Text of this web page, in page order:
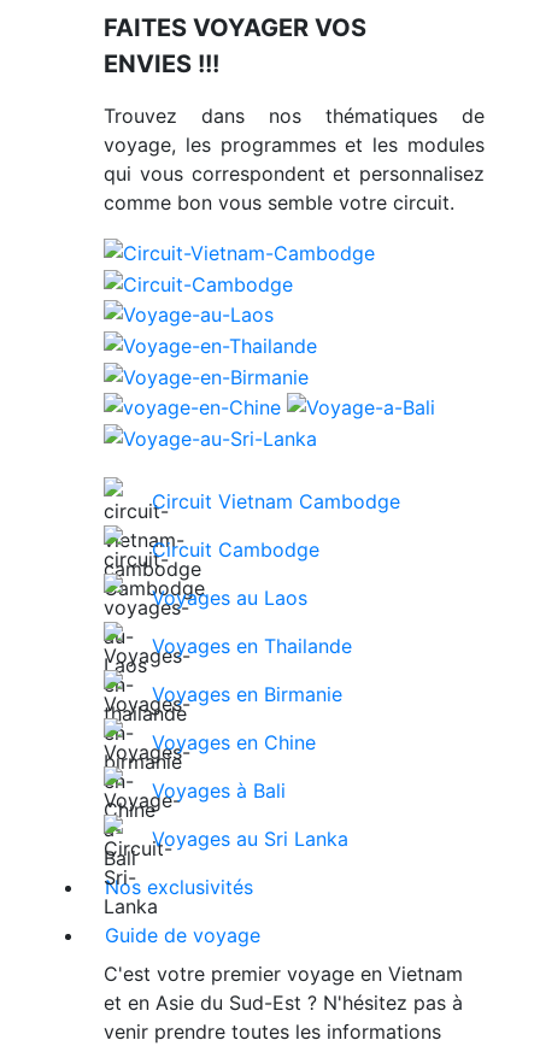
FAITES VOYAGER VOS
ENVIES !!!
Trouvez dans nos thématiques de
voyage, les programmes et les modules
qui vous correspondent et personnalisez
comme bon vous semble votre circuit.
Circuit Vietnam Cambodge
Circuit Cambodge
Voyages au Laos
Voyages en Thailande
Voyages en Birmanie
Voyages en Chine
Voyages à Bali
Voyages au Sri Lanka
Nos exclusivités
Guide de voyage
C'est votre premier voyage en Vietnam
et en Asie du Sud-Est ? N'hésitez pas à
venir prendre toutes les informations